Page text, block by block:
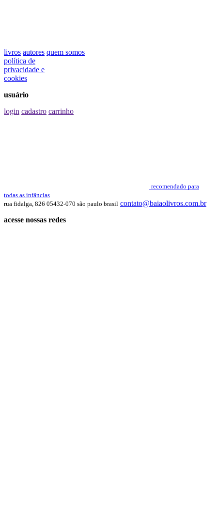
livros autores quem somos
política de
privacidade e
cookies
usuário
login cadastro carrinho
recomendado para
todas as infâncias
rua fidalga, 826 05432-070 são paulo brasil contato@baiaolivros.com.br
acesse nossas redes